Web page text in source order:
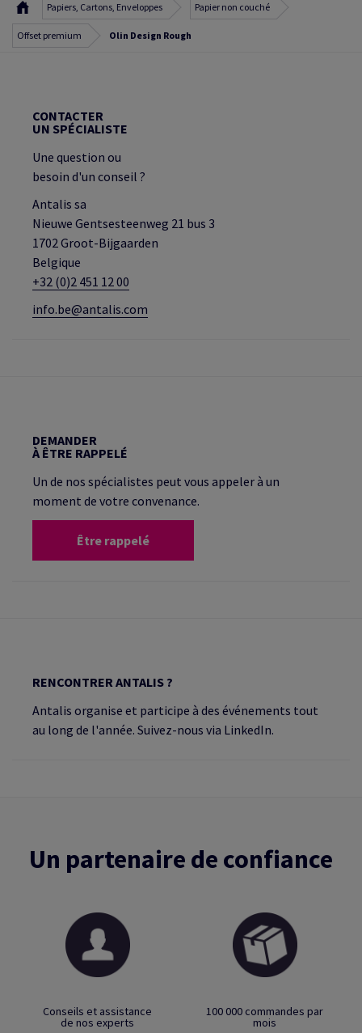
Papiers, Cartons, Enveloppes Papier non couché
Offset premium Olin Design Rough
CONTACTER
UN SPÉCIALISTE
Une question ou
besoin d'un conseil ?
Antalis sa
Nieuwe Gentsesteenweg 21 bus 3
1702 Groot-Bijgaarden
Belgique
+32 (0)2 451 12 00
info.be@antalis.com
DEMANDER
À ÊTRE RAPPELÉ
Un de nos spécialistes peut vous appeler à un
moment de votre convenance.
Être rappelé
RENCONTRER ANTALIS ?
Antalis organise et participe à des événements tout
au long de l'année. Suivez-nous via LinkedIn.
Un partenaire de confiance
Conseils et assistance
de nos experts
100 000 commandes par
mois